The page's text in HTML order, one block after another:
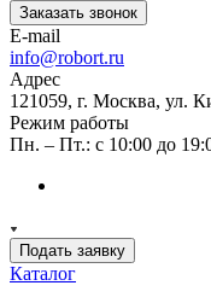
Заказать звонок
E-mail
info@robort.ru
Адрес
121059, г. Москва, ул.
Режим работы
Пн. – Пт.: с 10:00 до
Подать заявку
Каталог